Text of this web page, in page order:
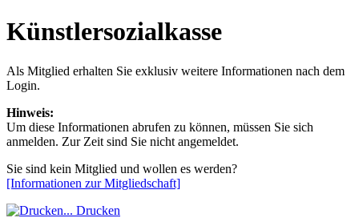
Künstlersozialkasse
Als Mitglied erhalten Sie exklusiv weitere Informationen nach dem
Login.
Hinweis:
Um diese Informationen abrufen zu können, müssen Sie sich
anmelden. Zur Zeit sind Sie nicht angemeldet.
Sie sind kein Mitglied und wollen es werden?
[Informationen zur Mitgliedschaft]
Drucken